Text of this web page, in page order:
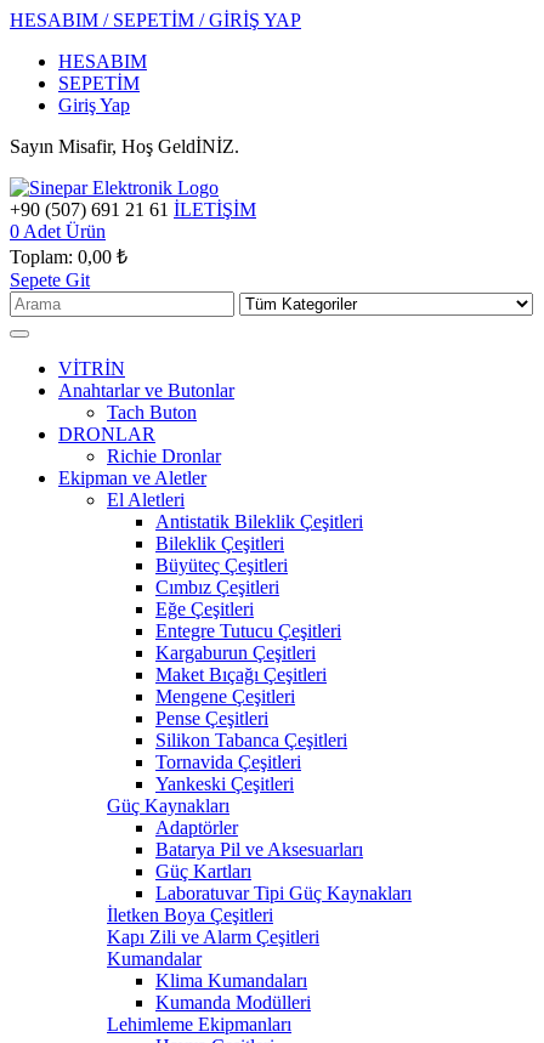
HESABIM / SEPETİM / GİRİŞ YAP
HESABIM
SEPETİM
Giriş Yap
Sayın Misafir, Hoş GeldİNİZ.
+90 (507) 691 21 61 İLETİŞİM
0 Adet Ürün
Toplam: 0,00 ₺
Sepete Git
VİTRİN
Anahtarlar ve Butonlar
Tach Buton
DRONLAR
Richie Dronlar
Ekipman ve Aletler
El Aletleri
Antistatik Bileklik Çeşitleri
Bileklik Çeşitleri
Büyüteç Çeşitleri
Cımbız Çeşitleri
Eğe Çeşitleri
Entegre Tutucu Çeşitleri
Kargaburun Çeşitleri
Maket Bıçağı Çeşitleri
Mengene Çeşitleri
Pense Çeşitleri
Silikon Tabanca Çeşitleri
Tornavida Çeşitleri
Yankeski Çeşitleri
Güç Kaynakları
Adaptörler
Batarya Pil ve Aksesuarları
Güç Kartları
Laboratuvar Tipi Güç Kaynakları
İletken Boya Çeşitleri
Kapı Zili ve Alarm Çeşitleri
Kumandalar
Klima Kumandaları
Kumanda Modülleri
Lehimleme Ekipmanları